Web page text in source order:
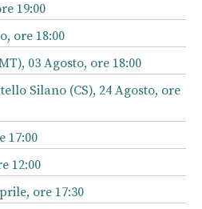
19:00
ore 18:00
03 Agosto, ore 18:00
Silano (CS), 24 Agosto, ore
17:00
12:00
ore 17:30